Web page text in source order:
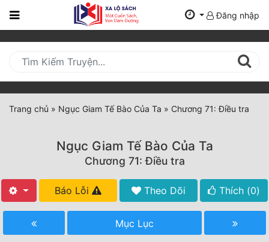
Trang
Mới
Cập
Nhật
(current)
Tất Cả
Đăng nhập
Trang chủ » Ngục Giam Tế Bào Của Ta » Chương 71: Điều tra
Ngục Giam Tế Bào Của Ta
Chương 71: Điều tra
Báo Lỗi Theo Dõi Thích (0)
Mục Lục